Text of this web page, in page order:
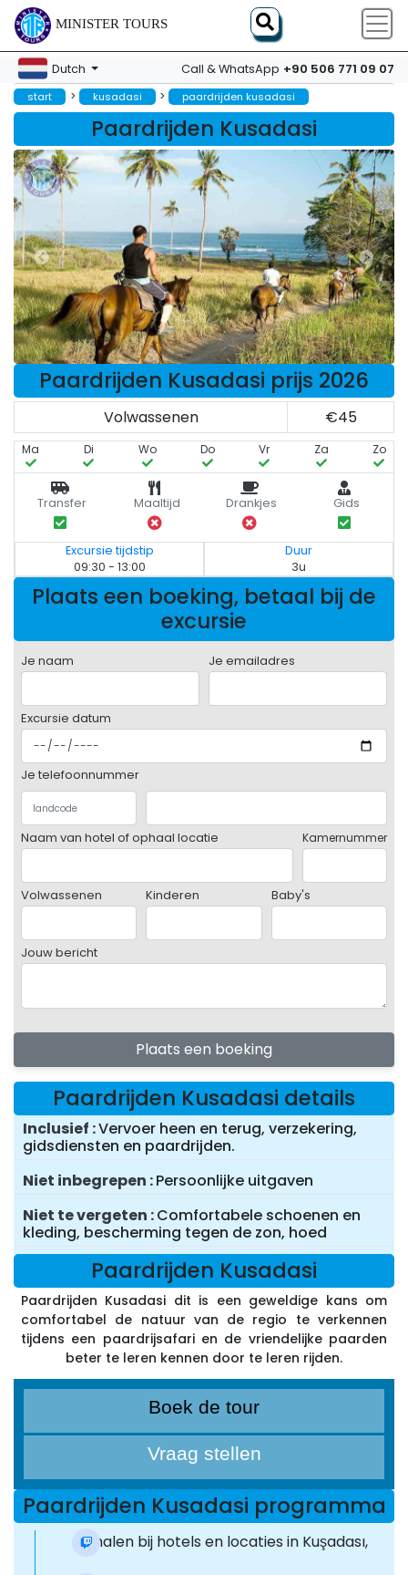
MINISTER TOURS
Dutch Call & WhatsApp +90 506 771 09 07
start > kusadasi > paardrijden kusadasi
Paardrijden Kusadasi
Paardrijden Kusadasi prijs 2026
Volwassenen €45
Ma Di Wo Do Vr Za Zo
Transfer Maaltijd Drankjes Gids
Excursie tijdstip
09:30 - 13:00
Duur
3u
Plaats een boeking, betaal bij de
excursie
Je naam Je emailadres
Excursie datum
Je telefoonnummer
Naam van hotel of ophaal locatie Kamernummer
Volwassenen Kinderen Baby's
Jouw bericht
Plaats een boeking
Paardrijden Kusadasi details
Inclusief Vervoer heen en terug, verzekering,
gidsdiensten en paardrijden.
Niet inbegrepen Persoonlijke uitgaven
Niet te vergeten Comfortabele schoenen en
kleding, bescherming tegen de zon, hoed
Paardrijden Kusadasi
Paardrijden Kusadasi dit is een geweldige kans om
comfortabel de natuur van de regio te verkennen
tijdens een paardrijsafari en de vriendelijke paarden
beter te leren kennen door te leren rijden.
Boek de tour
Vraag stellen
Paardrijden Kusadasi programma
Ophalen bij hotels en locaties in Kuşadası,